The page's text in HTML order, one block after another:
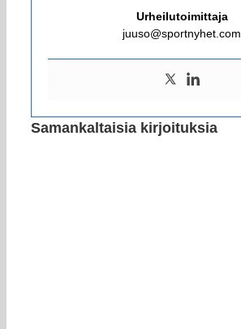
Urheilutoimittaja
juuso@sportnyhet.com
Samankaltaisia kirjoituksia